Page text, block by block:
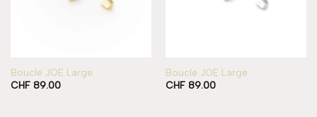
Boucle JOE Large
CHF89.00
Boucle JOE Large
CHF89.00